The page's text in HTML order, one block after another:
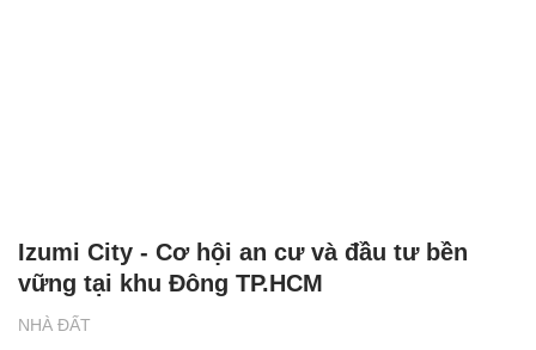
NHÀ ĐẤT
Izumi City - Cơ hội an cư và đầu tư bền
vững tại khu Đông TP.HCM